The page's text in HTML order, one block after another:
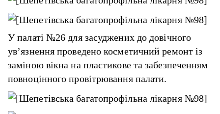
У палаті №26 для засуджених до довічного
ув’язнення проведено косметичний ремонт із
заміною вікна на пластикове та забезпеченням
повноцінного провітрювання палати.